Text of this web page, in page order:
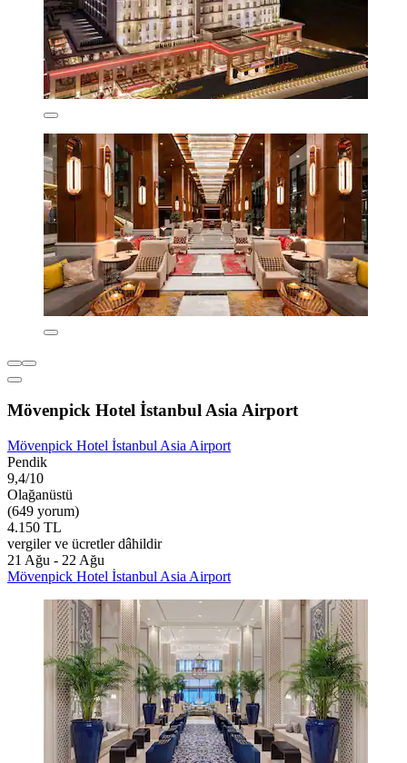
Mövenpick Hotel İstanbul Asia Airport
Mövenpick Hotel İstanbul Asia Airport
Pendik
9,4/10
Olağanüstü
(649 yorum)
4.150 TL
vergiler ve ücretler dâhildir
21 Ağu - 22 Ağu
Mövenpick Hotel İstanbul Asia Airport